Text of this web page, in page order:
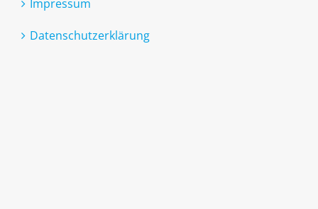
Impressum
Datenschutzerklärung